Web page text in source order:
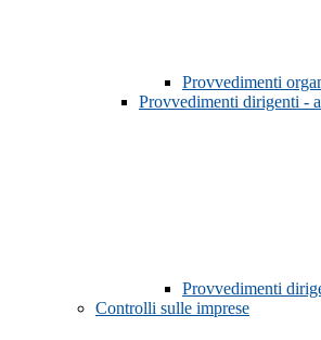
Provvedimenti
Provvedimenti dirigenti -
Provvedimenti
Controlli sulle imprese